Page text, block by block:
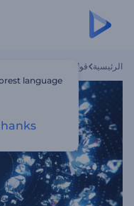
الرئيسية قوالب
language